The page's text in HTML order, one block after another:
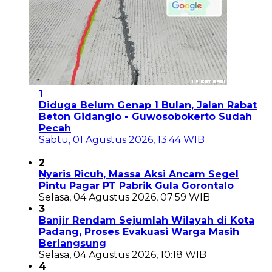
1
Diduga Belum Genap 1 Bulan, Jalan Rabat
Beton Gidanglo - Guwosobokerto Sudah
Pecah
Sabtu, 01 Agustus 2026, 13:44 WIB
2
Nyaris Ricuh, Massa Aksi Ancam Segel
Pintu Pagar PT Pabrik Gula Gorontalo
Selasa, 04 Agustus 2026, 07:59 WIB
3
Banjir Rendam Sejumlah Wilayah di Kota
Padang, Proses Evakuasi Warga Masih
Berlangsung
Selasa, 04 Agustus 2026, 10:18 WIB
4